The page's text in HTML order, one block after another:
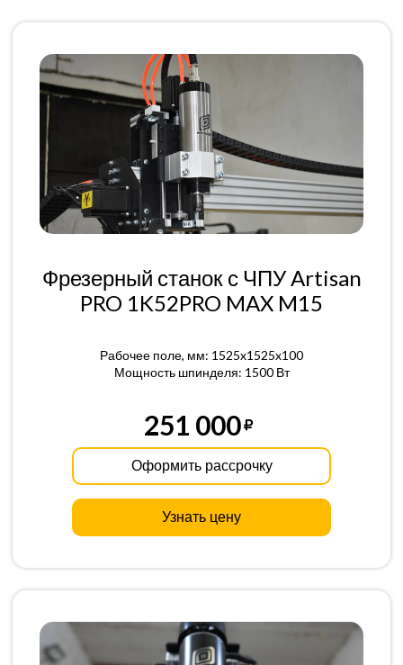
Фрезерный станок с ЧПУ Artisan
PRO 1K52PRO MAX M15
Рабочее поле, мм: 1525x1525x100
Мощность шпинделя: 1500 Вт
251 000
Оформить рассрочку
Узнать цену